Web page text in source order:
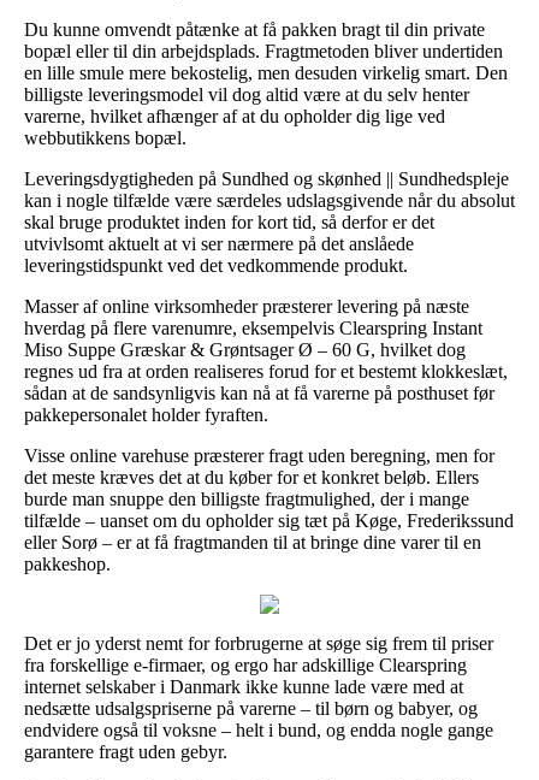
Du kunne omvendt påtænke at få pakken bragt til din private
bopæl eller til din arbejdsplads. Fragtmetoden bliver undertiden
en lille smule mere bekostelig, men desuden virkelig smart. Den
billigste leveringsmodel vil dog altid være at du selv henter
varerne, hvilket afhænger af at du opholder dig lige ved
webbutikkens bopæl.
Leveringsdygtigheden på Sundhed og skønhed || Sundhedspleje
kan i nogle tilfælde være særdeles udslagsgivende når du absolut
skal bruge produktet inden for kort tid, så derfor er det
utvivlsomt aktuelt at vi ser nærmere på det anslåede
leveringstidspunkt ved det vedkommende produkt.
Masser af online virksomheder præsterer levering på næste
hverdag på flere varenumre, eksempelvis Clearspring Instant
Miso Suppe Græskar & Grøntsager Ø – 60 G, hvilket dog
regnes ud fra at orden realiseres forud for et bestemt klokkeslæt,
sådan at de sandsynligvis kan nå at få varerne på posthuset før
pakkepersonalet holder fyraften.
Visse online varehuse præsterer fragt uden beregning, men for
det meste kræves det at du køber for et konkret beløb. Ellers
burde man snuppe den billigste fragtmulighed, der i mange
tilfælde – uanset om du opholder sig tæt på Køge, Frederikssund
eller Sorø – er at få fragtmanden til at bringe dine varer til en
pakkeshop.
Det er jo yderst nemt for forbrugerne at søge sig frem til priser
fra forskellige e-firmaer, og ergo har adskillige Clearspring
internet selskaber i Danmark ikke kunne lade være med at
nedsætte udsalgspriserne på varerne – til børn og babyer, og
endvidere også til voksne – helt i bund, og endda nogle gange
garantere fragt uden gebyr.